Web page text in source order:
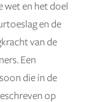
wet en het doel
en de
van de
Een
die in de
op